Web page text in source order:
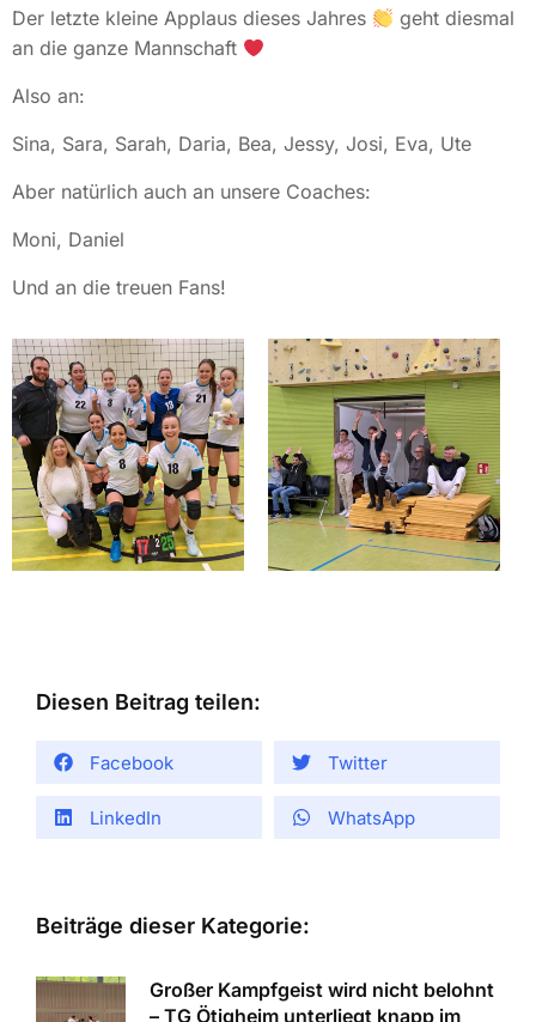
Der letzte kleine Applaus dieses Jahres
geht diesmal
an die ganze Mannschaft
Also an:
Sina, Sara, Sarah, Daria, Bea, Jessy, Josi, Eva, Ute
Aber natürlich auch an unsere Coaches:
Moni, Daniel
Und an die treuen Fans!
Diesen Beitrag teilen:
Facebook Twitter
LinkedIn WhatsApp
Beiträge dieser Kategorie:
Großer Kampfgeist wird nicht belohnt
– TG Ötigheim unterliegt knapp im